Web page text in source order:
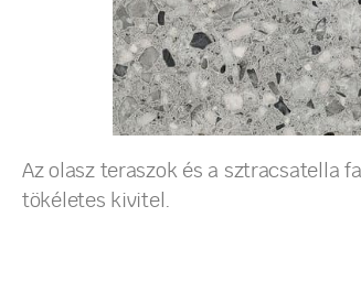
Az olasz teraszok és a sztracsatella
tökéletes kivitel.